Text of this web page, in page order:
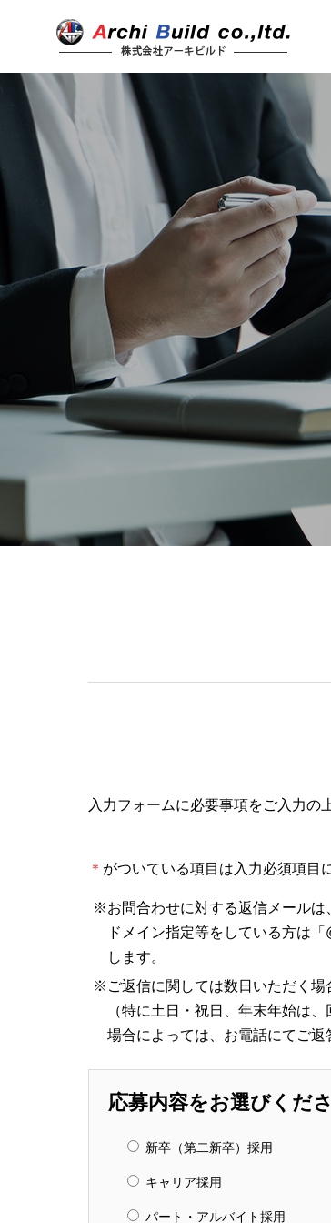
入力フォームに必要事項をご入力の
＊ がついている項目は入力必須項目
お問合わせに対する返信メールは
ドメイン指定等をしている方は
します。
ご返信に関しては数日いただく場
（特に土日・祝日、年末年始は
場合によっては、お電話にてご返
応募内容をお選びくだ
新卒（第二新卒）採用
キャリア採用
パート・アルバイト採用